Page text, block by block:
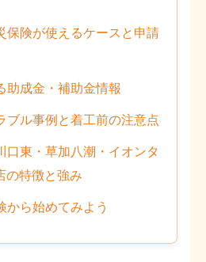
保険が使えるケースと申請
助成金・補助金情報
ブル事例と着工前の注意点
口東・草加八潮・イオンタ
の特徴と強み
から始めてみよう